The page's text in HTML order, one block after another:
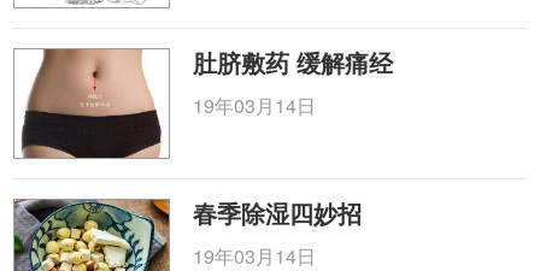
肚脐敷药 缓解痛经
19年03月14日
春季除湿四妙招
19年03月14日